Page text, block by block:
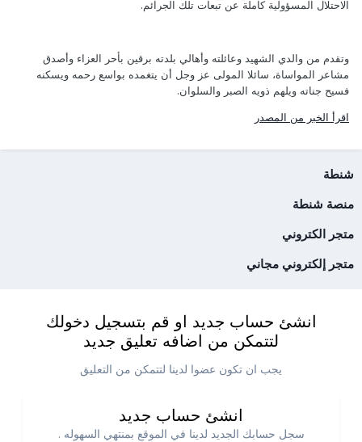
الاحتلال المسؤولية كاملة عن تبعات تلك الجرائم.
وتقدم من والدي الشهيد وعائلته وأهالي بلدته برقين بأحر العزاء وأصدق
مشاعر المواساة، سائلا المولى عز وجل أن يتغمده بواسع رحمه ويسكنه
فسيح جناته ويلهم ذويه الصبر والسلوان.
اقرأ الخبر من المصدر
شنطة
منصة شنطة
متجر الكتروني
متجر إلكتروني مجاني
انشئ حساب جديد او قم بتسجيل دخولك
لتتمكن من اضافه تعليق جديد
يجب ان تكون عضوا لدينا لتتمكن من التعليق
انشئ حساب جديد
سجل حسابك الجديد لدينا في الموقع بمنتهي السهوله .